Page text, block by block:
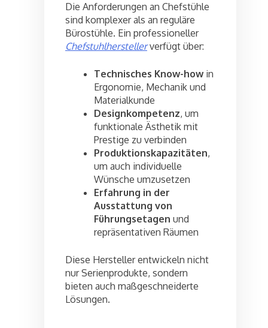
Die Anforderungen an Chefstühle
sind komplexer als an reguläre
Bürostühle. Ein professioneller
Chefstuhlherstellerverfügt über:
Technisches Know-howin
Ergonomie, Mechanik und
Materialkunde
Designkompetenz, um
funktionale Ästhetik mit
Prestige zu verbinden
Produktionskapazitäten,
um auch individuelle
Wünsche umzusetzen
Erfahrung in der
Ausstattung von
Führungsetagen und
repräsentativen Räumen
Diese Hersteller entwickeln nicht
nur Serienprodukte, sondern
bieten auch maßgeschneiderte
Lösungen.